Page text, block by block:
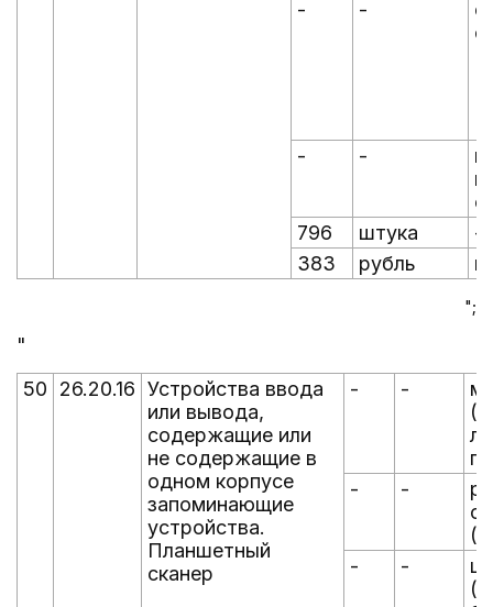
-
-
- -
796
штука
-
383
рубль
";
"
50
26.20.16 Устройства ввода
или вывода,
содержащие или
не содержащие в
одном корпусе
запоминающие
устройства.
Планшетный
сканер
- -
-
-
-
-